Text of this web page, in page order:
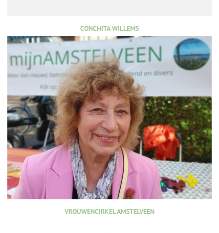
CONCHITA WILLEMS
VROUWENCIRKEL AMSTELVEEN